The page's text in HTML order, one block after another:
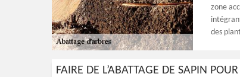
zone
des
FAIRE DE L’ABATTAGE DE SAPIN